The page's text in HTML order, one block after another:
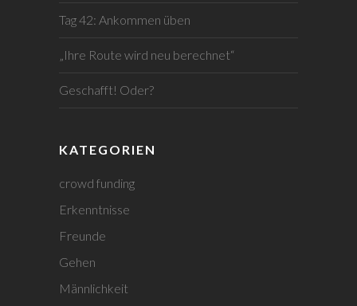
Tag 42: Ankommen üben
„Ihre Route wird neu berechnet“
Geschafft! Oder?
KATEGORIEN
crowd funding
Erkenntnisse
Freunde
Gehen
Männlichkeit